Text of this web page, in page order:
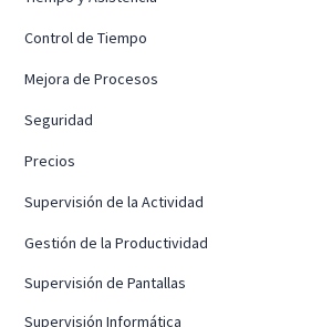
Control de Tiempo
Mejora de Procesos
Seguridad
Precios
Supervisión de la Actividad
Gestión de la Productividad
Supervisión de Pantallas
Supervisión Informática